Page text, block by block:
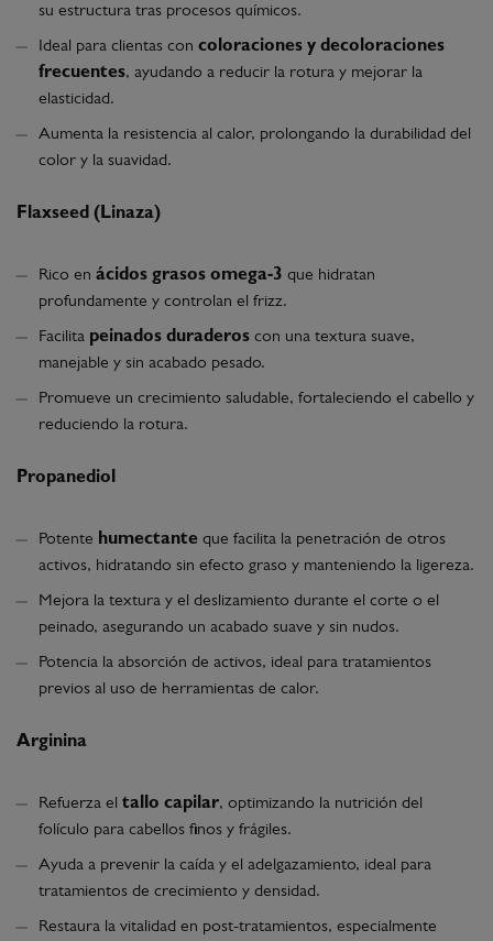
su estructura tras procesos químicos.
Ideal para clientas con coloraciones y decoloraciones
frecuentes, ayudando a reducir la rotura y mejorar la
elasticidad.
Aumenta la resistencia al calor, prolongando la durabilidad del
color y la suavidad.
Flaxseed (Linaza)
Rico en ácidos grasos omega-3 que hidratan
profundamente y controlan el frizz.
Facilita peinados duraderos con una textura suave,
manejable y sin acabado pesado.
Promueve un crecimiento saludable, fortaleciendo el cabello y
reduciendo la rotura.
Propanediol
Potente humectante que facilita la penetración de otros
activos, hidratando sin efecto graso y manteniendo la ligereza.
Mejora la textura y el deslizamiento durante el corte o el
peinado, asegurando un acabado suave y sin nudos.
Potencia la absorción de activos, ideal para tratamientos
previos al uso de herramientas de calor.
Arginina
Refuerza el tallo capilar, optimizando la nutrición del
folículo para cabellos finos y frágiles.
Ayuda a prevenir la caída y el adelgazamiento, ideal para
tratamientos de crecimiento y densidad.
Restaura la vitalidad en post-tratamientos, especialmente